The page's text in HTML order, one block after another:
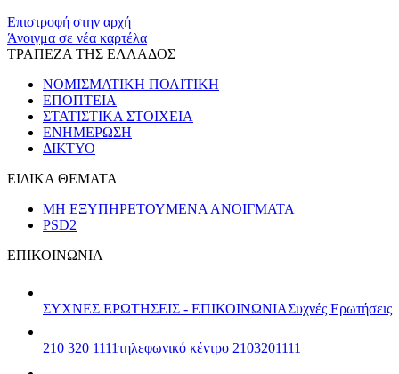
Επιστροφή στην αρχή
Άνοιγμα σε νέα καρτέλα
ΤΡΑΠΕΖΑ ΤΗΣ ΕΛΛΑΔΟΣ
ΝΟΜΙΣΜΑΤΙΚΗ ΠΟΛΙΤΙΚΗ
ΕΠΟΠΤΕΙΑ
ΣΤΑΤΙΣΤΙΚΑ ΣΤΟΙΧΕΙΑ
ΕΝΗΜΕΡΩΣΗ
ΔΙΚΤΥΟ
ΕΙΔΙΚΑ ΘΕΜΑΤΑ
ΜΗ ΕΞΥΠΗΡΕΤΟΥΜΕΝΑ ΑΝΟΙΓΜΑΤΑ
PSD2
ΕΠΙΚΟΙΝΩΝΙΑ
ΣΥΧΝΕΣ ΕΡΩΤΗΣΕΙΣ - ΕΠΙΚΟΙΝΩΝΙΑΣυχνές Ερωτήσεις
210 320 1111τηλεφωνικό κέντρο 2103201111